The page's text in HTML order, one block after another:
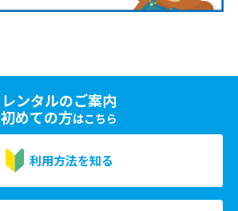
レンタルのご案内
初めての方はこちら
利用方法を知る